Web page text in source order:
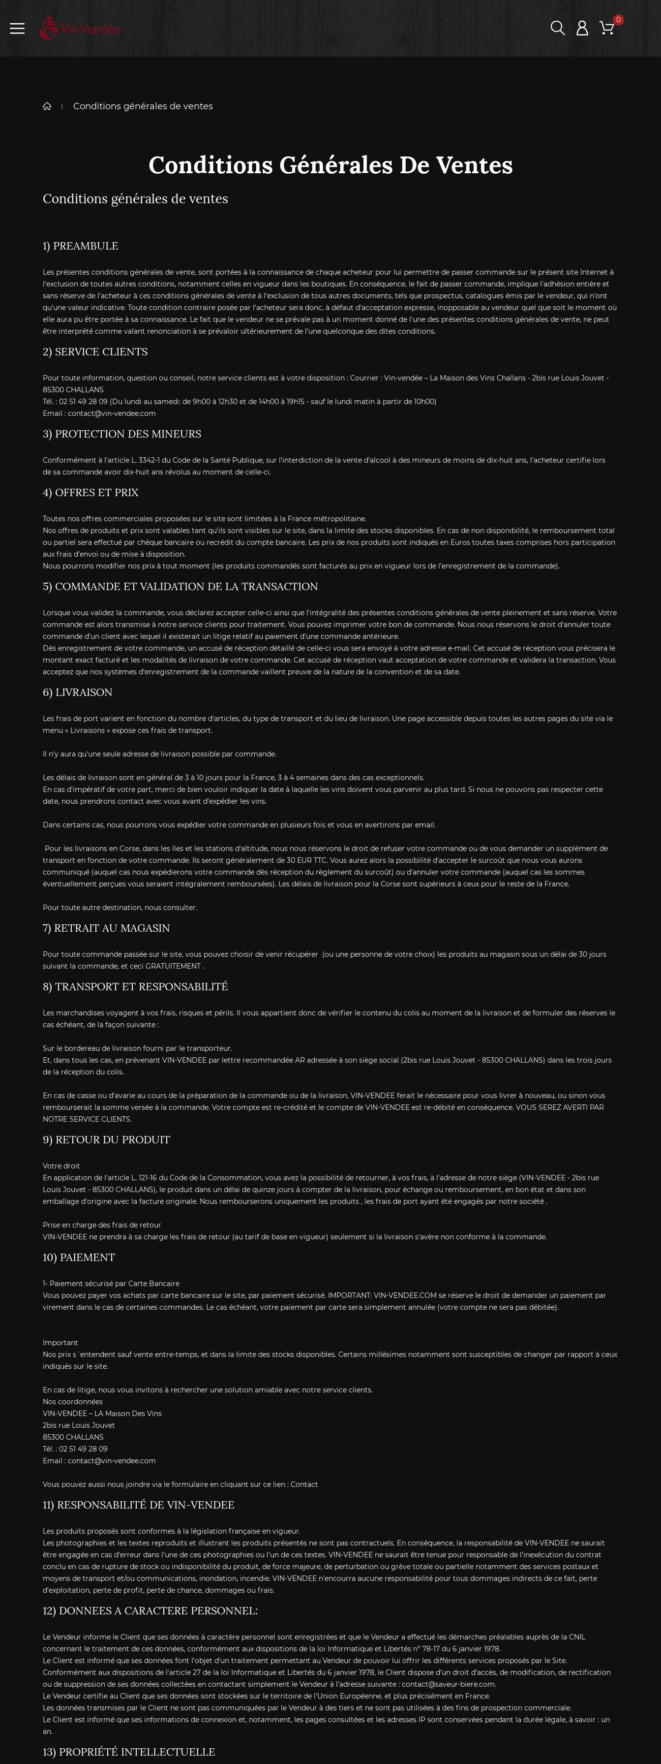
0
Conditions générales de ventes
Conditions Générales De Ventes
Conditions générales de ventes
1) PREAMBULE
Les présentes conditions générales de vente, sont portées à la connaissance de chaque acheteur pour lui permettre de passer commande sur le présent site Internet à
l'exclusion de toutes autres conditions, notamment celles en vigueur dans les boutiques. En conséquence, le fait de passer commande, implique l'adhésion entière et
sans réserve de l'acheteur à ces conditions générales de vente à l'exclusion de tous autres documents, tels que prospectus, catalogues émis par le vendeur, qui n'ont
qu'une valeur indicative. Toute condition contraire posée par l'acheteur sera donc, à défaut d'acceptation expresse, inopposable au vendeur quel que soit le moment où
elle aura pu être portée à sa connaissance. Le fait que le vendeur ne se prévale pas à un moment donné de l'une des présentes conditions générales de vente, ne peut
être interprété comme valant renonciation à se prévaloir ultérieurement de l'une quelconque des dites conditions.
2) SERVICE CLIENTS
Pour toute information, question ou conseil, notre service clients est à votre disposition : Courrier : Vin-vendée – La Maison des Vins Challans - 2bis rue Louis Jouvet -
85300 CHALLANS
Tél. : 02 51 49 28 09 (Du lundi au samedi: de 9h00 à 12h30 et de 14h00 à 19h15 - sauf le lundi matin à partir de 10h00)
Email : contact@vin-vendee.com
3) PROTECTION DES MINEURS
Conformément à l'article L. 3342-1 du Code de la Santé Publique, sur l'interdiction de la vente d'alcool à des mineurs de moins de dix-huit ans, l'acheteur certifie lors
de sa commande avoir dix-huit ans révolus au moment de celle-ci.
4) OFFRES ET PRIX
Toutes nos offres commerciales proposées sur le site sont limitées à la France métropolitaine.
Nos offres de produits et prix sont valables tant qu'ils sont visibles sur le site, dans la limite des stocks disponibles. En cas de non disponibilité, le remboursement total
ou partiel sera effectué par chèque bancaire ou recrédit du compte bancaire. Les prix de nos produits sont indiqués en Euros toutes taxes comprises hors participation
aux frais d'envoi ou de mise à disposition.
Nous pourrons modifier nos prix à tout moment (les produits commandés sont facturés au prix en vigueur lors de l’enregistrement de la commande).
5) COMMANDE ET VALIDATION DE LA TRANSACTION
Lorsque vous validez la commande, vous déclarez accepter celle-ci ainsi que l'intégralité des présentes conditions générales de vente pleinement et sans réserve. Votre
commande est alors transmise à notre service clients pour traitement. Vous pouvez imprimer votre bon de commande. Nous nous réservons le droit d'annuler toute
commande d'un client avec lequel il existerait un litige relatif au paiement d'une commande antérieure.
Dès enregistrement de votre commande, un accusé de réception détaillé de celle-ci vous sera envoyé à votre adresse e-mail. Cet accusé de réception vous précisera le
montant exact facturé et les modalités de livraison de votre commande. Cet accusé de réception vaut acceptation de votre commande et validera la transaction. Vous
acceptez que nos systèmes d'enregistrement de la commande vaillent preuve de la nature de la convention et de sa date.
6) LIVRAISON
Les frais de port varient en fonction du nombre d'articles, du type de transport et du lieu de livraison. Une page accessible depuis toutes les autres pages du site via le
menu « Livraisons » expose ces frais de transport.
Il n'y aura qu'une seule adresse de livraison possible par commande.
Les délais de livraison sont en général de 3 à 10 jours pour la France, 3 à 4 semaines dans des cas exceptionnels.
En cas d'impératif de votre part, merci de bien vouloir indiquer la date à laquelle les vins doivent vous parvenir au plus tard. Si nous ne pouvons pas respecter cette
date, nous prendrons contact avec vous avant d'expédier les vins.
Dans certains cas, nous pourrons vous expédier votre commande en plusieurs fois et vous en avertirons par email.
Pour les livraisons en Corse, dans les îles et les stations d'altitude, nous nous réservons le droit de refuser votre commande ou de vous demander un supplément de
transport en fonction de votre commande. Ils seront généralement de 30 EUR TTC. Vous aurez alors la possibilité d'accepter le surcoût que nous vous aurons
communiqué (auquel cas nous expédierons votre commande dès réception du règlement du surcoût) ou d'annuler votre commande (auquel cas les sommes
éventuellement perçues vous seraient intégralement remboursées). Les délais de livraison pour la Corse sont supérieurs à ceux pour le reste de la France.
Pour toute autre destination, nous consulter.
7) RETRAIT AU MAGASIN
Pour toute commande passée sur le site, vous pouvez choisir de venir récupérer (ou une personne de votre choix) les produits au magasin sous un délai de 30 jours
suivant la commande, et ceci GRATUITEMENT .
8) TRANSPORT ET RESPONSABILITÉ
Les marchandises voyagent à vos frais, risques et périls. Il vous appartient donc de vérifier le contenu du colis au moment de la livraison et de formuler des réserves le
cas échéant, de la façon suivante :
Sur le bordereau de livraison fourni par le transporteur.
Et, dans tous les cas, en prévenant VIN-VENDEE par lettre recommandée AR adressée à son siège social (2bis rue Louis Jouvet - 85300 CHALLANS) dans les trois jours
de la réception du colis.
En cas de casse ou d'avarie au cours de la préparation de la commande ou de la livraison, VIN-VENDEE ferait le nécessaire pour vous livrer à nouveau, ou sinon vous
rembourserait la somme versée à la commande. Votre compte est re-crédité et le compte de VIN-VENDEE est re-débité en conséquence. VOUS SEREZ AVERTI PAR
NOTRE SERVICE CLIENTS.
9) RETOUR DU PRODUIT
Votre droit
En application de l'article L. 121-16 du Code de la Consommation, vous avez la possibilité de retourner, à vos frais, à l'adresse de notre siège (VIN-VENDEE - 2bis rue
Louis Jouvet - 85300 CHALLANS), le produit dans un délai de quinze jours à compter de la livraison, pour échange ou remboursement, en bon état et dans son
emballage d'origine avec la facture originale. Nous rembourserons uniquement les produits , les frais de port ayant été engagés par notre société .
Prise en charge des frais de retour
VIN-VENDEE ne prendra à sa charge les frais de retour (au tarif de base en vigueur) seulement si la livraison s'avère non conforme à la commande.
10) PAIEMENT
1- Paiement sécurisé par Carte Bancaire
Vous pouvez payer vos achats par carte bancaire sur le site, par paiement sécurisé. IMPORTANT: VIN-VENDEE.COM se réserve le droit de demander un paiement par
virement dans le cas de certaines commandes. Le cas échéant, votre paiement par carte sera simplement annulée (votre compte ne sera pas débitée).
Important
Nos prix s´entendent sauf vente entre-temps, et dans la limite des stocks disponibles. Certains millésimes notamment sont susceptibles de changer par rapport à ceux
indiqués sur le site.
En cas de litige, nous vous invitons à rechercher une solution amiable avec notre service clients.
Nos coordonnées
VIN-VENDEE – LA Maison Des Vins
2bis rue Louis Jouvet
85300 CHALLANS
Tél. : 02 51 49 28 09
Email : contact@vin-vendee.com
Vous pouvez aussi nous joindre via le formulaire en cliquant sur ce lien : Contact
11) RESPONSABILITÉ DE VIN-VENDEE
Les produits proposés sont conformes à la législation française en vigueur.
Les photographies et les textes reproduits et illustrant les produits présentés ne sont pas contractuels. En conséquence, la responsabilité de VIN-VENDEE ne saurait
être engagée en cas d'erreur dans l'une de ces photographies ou l'un de ces textes. VIN-VENDEE ne saurait être tenue pour responsable de l'inexécution du contrat
conclu en cas de rupture de stock ou indisponibilité du produit, de force majeure, de perturbation ou grève totale ou partielle notamment des services postaux et
moyens de transport et/ou communications, inondation, incendie. VIN-VENDEE n'encourra aucune responsabilité pour tous dommages indirects de ce fait, perte
d'exploitation, perte de profit, perte de chance, dommages ou frais.
12) DONNEES A CARACTERE PERSONNEL:
Le Vendeur informe le Client que ses données à caractère personnel sont enregistrées et que le Vendeur a effectué les démarches préalables auprès de la CNIL
concernant le traitement de ces données, conformément aux dispositions de la loi Informatique et Libertés n° 78-17 du 6 janvier 1978.
Le Client est informé que ses données font l'objet d'un traitement permettant au Vendeur de pouvoir lui offrir les différents services proposés par le Site.
Conformément aux dispositions de l'article 27 de la loi Informatique et Libertés du 6 janvier 1978, le Client dispose d’un droit d’accès, de modification, de rectification
ou de suppression de ses données collectées en contactant simplement le Vendeur à l’adresse suivante : contact@saveur-biere.com.
Le Vendeur certifie au Client que ses données sont stockées sur le territoire de l'Union Européenne, et plus précisément en France.
Les données transmises par le Client ne sont pas communiquées par le Vendeur à des tiers et ne sont pas utilisées à des fins de prospection commerciale.
Le Client est informé que ses informations de connexion et, notamment, les pages consultées et les adresses IP sont conservées pendant la durée légale, à savoir : un
an.
13) PROPRIÉTÉ INTELLECTUELLE